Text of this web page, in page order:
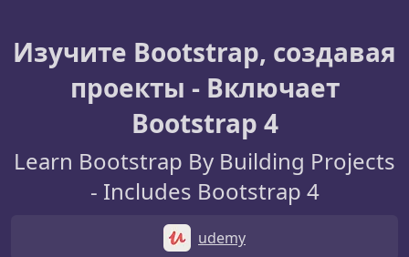
Изучите Bootstrap, создавая
проекты - Включает
Bootstrap 4
Learn Bootstrap By Building Projects
- Includes Bootstrap 4
udemy